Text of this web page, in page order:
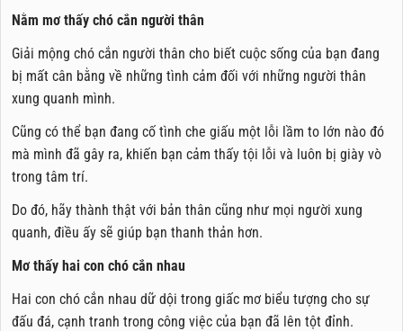
Nằm mơ thấy chó cắn người thân
Giải mộng chó cắn người thân cho biết cuộc sống của bạn đang
bị mất cân bằng về những tình cảm đối với những người thân
xung quanh mình.
Cũng có thể bạn đang cố tình che giấu một lỗi lầm to lớn nào đó
mà mình đã gây ra, khiến bạn cảm thấy tội lỗi và luôn bị giày vò
trong tâm trí.
Do đó, hãy thành thật với bản thân cũng như mọi người xung
quanh, điều ấy sẽ giúp bạn thanh thản hơn.
Mơ thấy hai con chó cắn nhau
Hai con chó cắn nhau dữ dội trong giấc mơ biểu tượng cho sự
đấu đá, cạnh tranh trong công việc của bạn đã lên tột đỉnh.